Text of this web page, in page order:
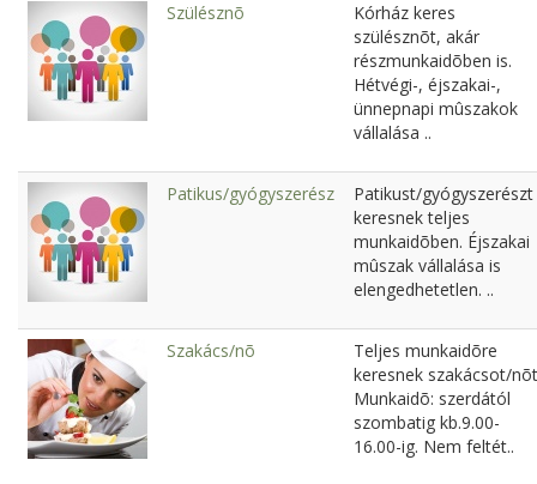
Szülésznõ
Kórház keres
szülésznõt, akár
részmunkaidõben is.
Hétvégi-, éjszakai-,
ünnepnapi mûszakok
vállalása ..
Patikus/gyógyszerész
Patikust/gyógyszerészt
keresnek teljes
munkaidõben. Éjszakai
mûszak vállalása is
elengedhetetlen. ..
Szakács/nõ
Teljes munkaidõre
keresnek szakácsot/
Munkaidõ: szerdától
szombatig kb.9.00-
16.00-ig. Nem feltét..